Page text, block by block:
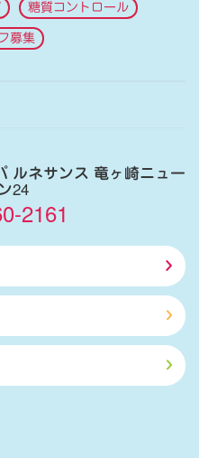
糖質コントロール
募集
ルネサンス 竜ヶ崎ニュー
24
2161